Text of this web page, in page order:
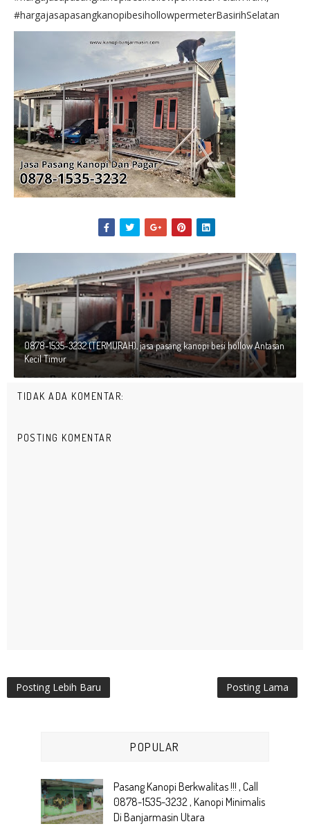
#hargajasapasangkanopibesihollowpermeterBasirihSelatan
0878-1535-3232 (TERMURAH), jasa pasang kanopi besi hollow Antasan
Kecil Timur
TIDAK ADA KOMENTAR:
POSTING KOMENTAR
Posting Lebih Baru Posting Lama
POPULAR
Pasang Kanopi Berkwalitas !!! , Call
0878-1535-3232 , Kanopi Minimalis
Di Banjarmasin Utara